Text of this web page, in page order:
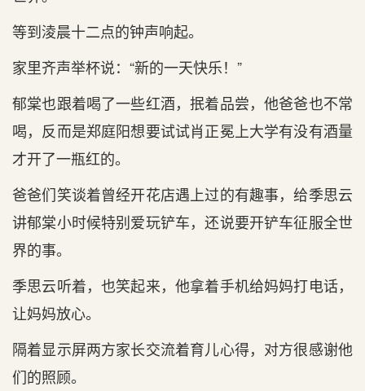
等到淩晨十二点的钟声响起。
家里齐声举杯说：“新的一天快乐！”
郁棠也跟着喝了一些红酒，抿着品尝，他爸爸也不常
喝，反而是郑庭阳想要试试肖正冕上大学有没有酒量
才开了一瓶红的。
爸爸们笑谈着曾经开花店遇上过的有趣事，给季思云
讲郁棠小时候特别爱玩铲车，还说要开铲车征服全世
界的事。
季思云听着，也笑起来，他拿着手机给妈妈打电话，
让妈妈放心。
隔着显示屏两方家长交流着育儿心得，对方很感谢他
们的照顾。